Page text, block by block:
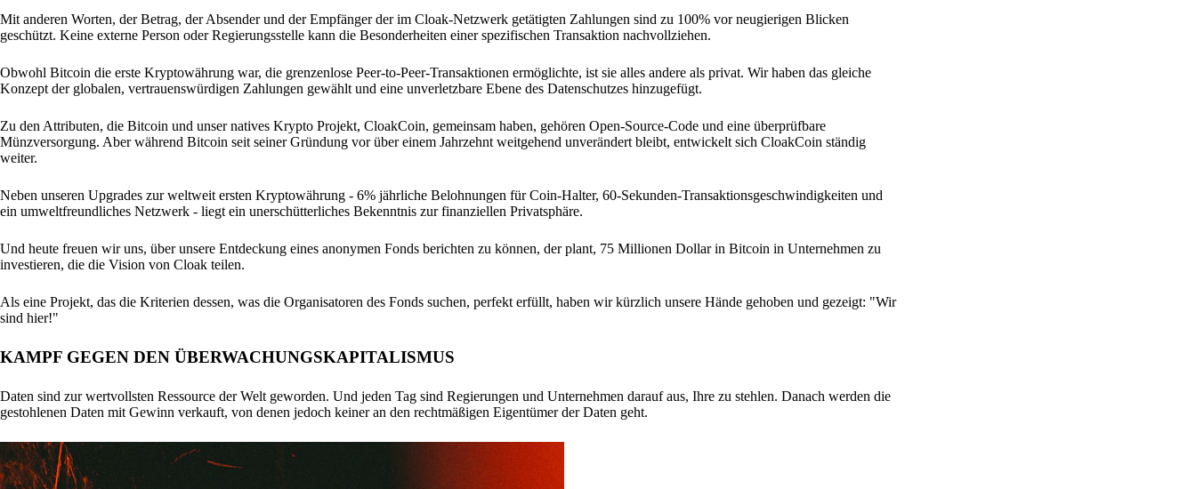
Mit anderen Worten, der Betrag, der Absender und der Empfänger der im Cloak-Netzwerk getätigten Zahlungen sind zu 100% vor neugierigen Blicken
geschützt. Keine externe Person oder Regierungsstelle kann die Besonderheiten einer spezifischen Transaktion nachvollziehen.
Obwohl Bitcoin die erste Kryptowährung war, die grenzenlose Peer-to-Peer-Transaktionen ermöglichte, ist sie alles andere als privat. Wir haben das gleiche
Konzept der globalen, vertrauenswürdigen Zahlungen gewählt und eine unverletzbare Ebene des Datenschutzes hinzugefügt.
Zu den Attributen, die Bitcoin und unser natives Krypto Projekt, CloakCoin, gemeinsam haben, gehören Open-Source-Code und eine überprüfbare
Münzversorgung. Aber während Bitcoin seit seiner Gründung vor über einem Jahrzehnt weitgehend unverändert bleibt, entwickelt sich CloakCoin ständig
weiter.
Neben unseren Upgrades zur weltweit ersten Kryptowährung - 6% jährliche Belohnungen für Coin-Halter, 60-Sekunden-Transaktionsgeschwindigkeiten und
ein umweltfreundliches Netzwerk - liegt ein unerschütterliches Bekenntnis zur finanziellen Privatsphäre.
Und heute freuen wir uns, über unsere Entdeckung eines anonymen Fonds berichten zu können, der plant, 75 Millionen Dollar in Bitcoin in Unternehmen zu
investieren, die die Vision von Cloak teilen.
Als eine Projekt, das die Kriterien dessen, was die Organisatoren des Fonds suchen, perfekt erfüllt, haben wir kürzlich unsere Hände gehoben und gezeigt: "Wir
sind hier!"
KAMPF GEGEN DEN ÜBERWACHUNGSKAPITALISMUS
Daten sind zur wertvollsten Ressource der Welt geworden. Und jeden Tag sind Regierungen und Unternehmen darauf aus, Ihre zu stehlen. Danach werden die
gestohlenen Daten mit Gewinn verkauft, von denen jedoch keiner an den rechtmäßigen Eigentümer der Daten geht.